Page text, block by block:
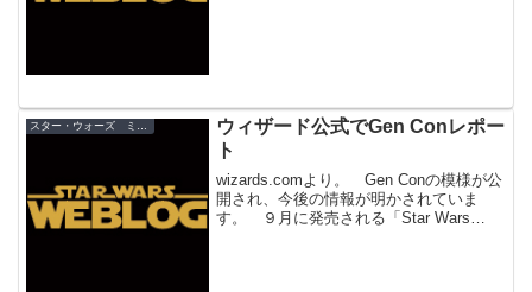
スター・ウォーズ ミニチュア
ウィザード公式でGen Conレポー
ト
wizards.comより。 Gen Conの模様が公
開され、今後の情報が明かされていま
す。 ９月に発売される「Star Wars